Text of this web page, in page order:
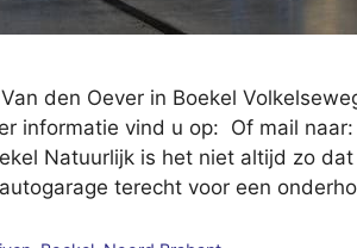
den Oever in Boekel
informatie vind u op: Of mail
Natuurlijk is het niet altijd zo
terecht voor een